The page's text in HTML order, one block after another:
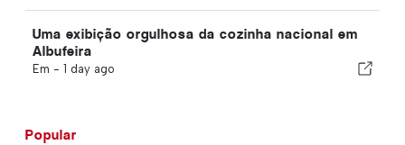
Uma exibição orgulhosa da cozinha nacional em
Albufeira
Em - 1 day ago
Popular